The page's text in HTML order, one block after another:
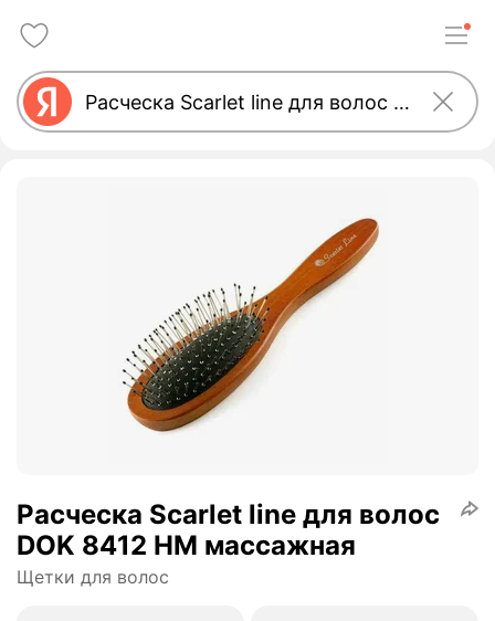
Расческа Scarlet line для волос
DOK 8412 HM массажная
Щетки для волос